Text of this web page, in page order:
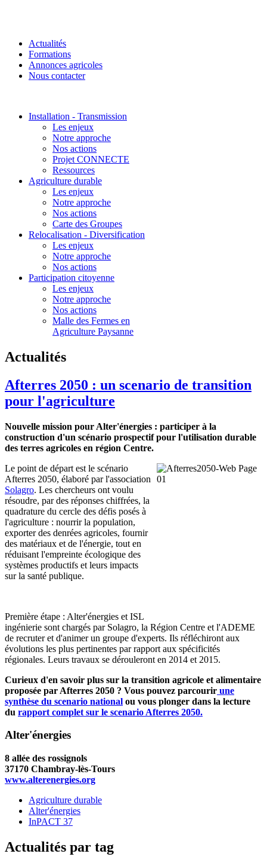
Actualités
Formations
Annonces agricoles
Nous contacter
Installation - Transmission
Les enjeux
Notre approche
Nos actions
Projet CONNECTE
Ressources
Agriculture durable
Les enjeux
Notre approche
Nos actions
Carte des Groupes
Relocalisation - Diversification
Les enjeux
Notre approche
Nos actions
Participation citoyenne
Les enjeux
Notre approche
Nos actions
Malle des Fermes en
Agriculture Paysanne
Actualités
Afterres 2050 : un scenario de transition
pour l'agriculture
Nouvelle mission pour Alter'énergies : participer à la
construction d'un scénario prospectif pour l'utilisation durable
des terres agricoles en région Centre.
Le point de départ est le scénario
Afterres 2050, élaboré par l'association
Solagro. Les chercheurs ont voulu
résoudre, par des réponses chiffrées, la
quadrature du cercle des défis posés à
l'agriculture : nourrir la population,
exporter des denrées agricoles, fournir
des matériaux et de l'énergie, tout en
réduisant l'empreinte écologique des
systèmes productifs et leurs impacts
sur la santé publique.
Première étape : Alter'énergies et ISL
ingénierie sont chargés par Solagro, la Région Centre et l'ADEME
de recruter et d'animer un groupe d'experts. Ils réfléchiront aux
évolutions les plus pertinentes par rapport aux spécificités
régionales. Leurs travaux se dérouleront en 2014 et 2015.
Curieux d'en savoir plus sur la transition agricole et alimentaire
proposée par Afterres 2050 ? Vous pouvez parcourir une
synthèse du scenario national ou vous plonger dans la lecture
du rapport complet sur le scenario Afterres 2050.
Alter'énergies
8 allée des rossignols
37170 Chambray-lès-Tours
www.alterenergies.org
Agriculture durable
Alter'énergies
InPACT 37
Actualités par tag